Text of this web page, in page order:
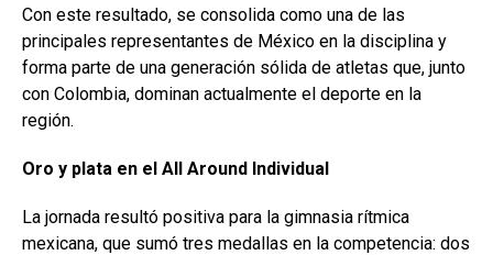
Con este resultado, se consolida como una de las
principales representantes de México en la disciplina y
forma parte de una generación sólida de atletas que, junto
con Colombia, dominan actualmente el deporte en la
región.
Oro y plata en el All Around Individual
La jornada resultó positiva para la gimnasia rítmica
mexicana, que sumó tres medallas en la competencia: dos